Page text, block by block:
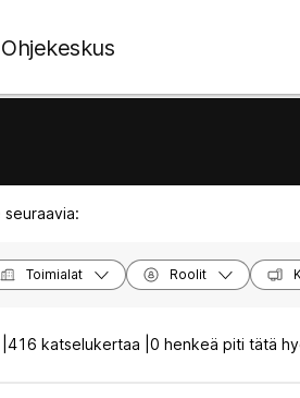
Ohjekeskus
Toimialat Roolit
416 katselukertaa | 0 henkeä piti tätä